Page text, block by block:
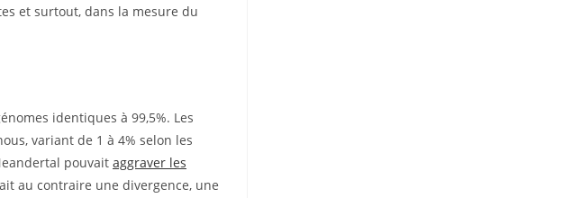
et surtout, dans la mesure du
identiques à 99,5%. Les
variant de 1 à 4% selon les
pouvait aggraver les
au contraire une divergence, une